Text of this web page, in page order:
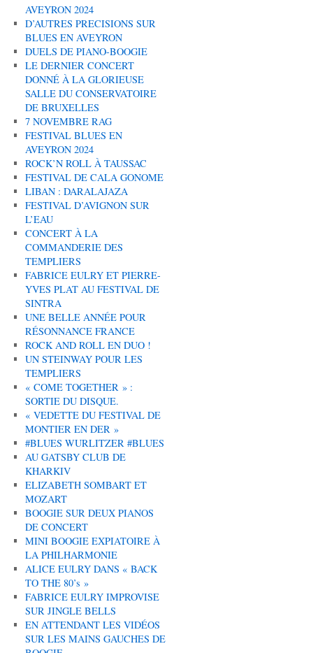
AVEYRON 2024
D’AUTRES PRECISIONS SUR
BLUES EN AVEYRON
DUELS DE PIANO-BOOGIE
LE DERNIER CONCERT
DONNÉ À LA GLORIEUSE
SALLE DU CONSERVATOIRE
DE BRUXELLES
7 NOVEMBRE RAG
FESTIVAL BLUES EN
AVEYRON 2024
ROCK’N ROLL À TAUSSAC
FESTIVAL DE CALA GONOME
LIBAN : DARALAJAZA
FESTIVAL D’AVIGNON SUR
L’EAU
CONCERT À LA
COMMANDERIE DES
TEMPLIERS
FABRICE EULRY ET PIERRE-
YVES PLAT AU FESTIVAL DE
SINTRA
UNE BELLE ANNÉE POUR
RÉSONNANCE FRANCE
ROCK AND ROLL EN DUO !
UN STEINWAY POUR LES
TEMPLIERS
« COME TOGETHER » :
SORTIE DU DISQUE.
« VEDETTE DU FESTIVAL DE
MONTIER EN DER »
#BLUES WURLITZER #BLUES
AU GATSBY CLUB DE
KHARKIV
ELIZABETH SOMBART ET
MOZART
BOOGIE SUR DEUX PIANOS
DE CONCERT
MINI BOOGIE EXPIATOIRE À
LA PHILHARMONIE
ALICE EULRY DANS « BACK
TO THE 80’s »
FABRICE EULRY IMPROVISE
SUR JINGLE BELLS
EN ATTENDANT LES VIDÉOS
SUR LES MAINS GAUCHES DE